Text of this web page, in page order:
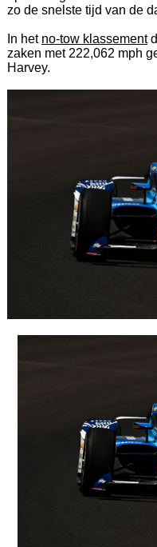
zo de snelste tijd van de
In het no-tow klassement
zaken met 222,062 mph
Harvey.